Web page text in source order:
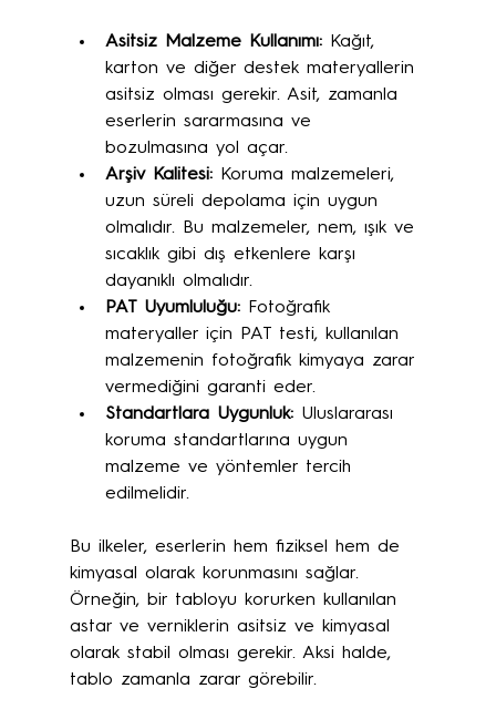
Asitsiz Malzeme Kullanımı: Kağıt,
karton ve diğer destek materyallerin
asitsiz olması gerekir. Asit, zamanla
eserlerin sararmasına ve
bozulmasına yol açar.
Arşiv Kalitesi: Koruma malzemeleri,
uzun süreli depolama için uygun
olmalıdır. Bu malzemeler, nem, ışık ve
sıcaklık gibi dış etkenlere karşı
dayanıklı olmalıdır.
PAT Uyumluluğu: Fotoğrafik
materyaller için PAT testi, kullanılan
malzemenin fotoğrafik kimyaya zarar
vermediğini garanti eder.
Standartlara Uygunluk: Uluslararası
koruma standartlarına uygun
malzeme ve yöntemler tercih
edilmelidir.
Bu ilkeler, eserlerin hem fiziksel hem de
kimyasal olarak korunmasını sağlar.
Örneğin, bir tabloyu korurken kullanılan
astar ve verniklerin asitsiz ve kimyasal
olarak stabil olması gerekir. Aksi halde,
tablo zamanla zarar görebilir.